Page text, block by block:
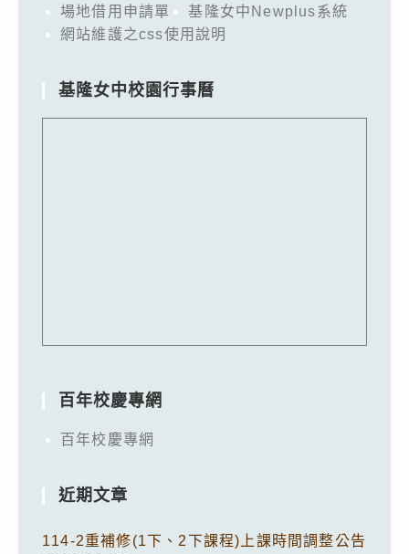
場地借用申請單
基隆女中Newplus系統
網站維護之css使用說明
基隆女中校園行事曆
百年校慶專網
百年校慶專網
近期文章
114-2重補修(1下、2下課程)上課時間調整公告